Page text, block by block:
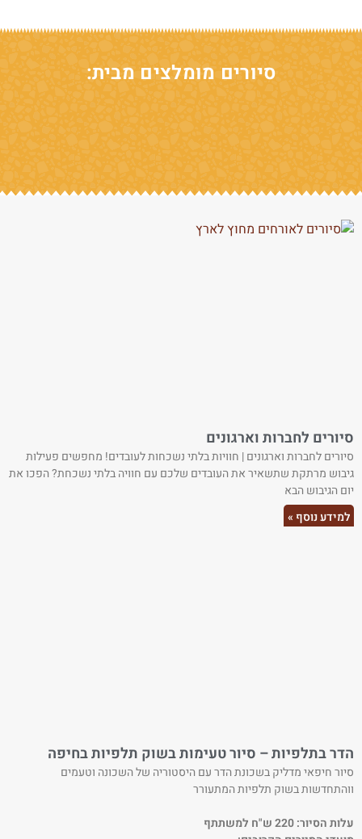
סיורים מומלצים מבית:
סיורים לחברות וארגונים
סיורים לחברות וארגונים | חוויות בלתי נשכחות לעובדים! מחפשים פעילות
גיבוש מרתקת שתשאיר את העובדים שלכם עם חוויה בלתי נשכחת? הפכו את
יום הגיבוש הבא
למידע נוסף »
הדר בתלפיות – סיור טעימות בשוק תלפיות בחיפה
סיור חיפאי מדליק בשכונת הדר עם היסטוריה של השכונה וטעמים
ווהתחדשות בשוק תלפיות המתעורר
עלות הסיור: 220 ש"ח למשתתף